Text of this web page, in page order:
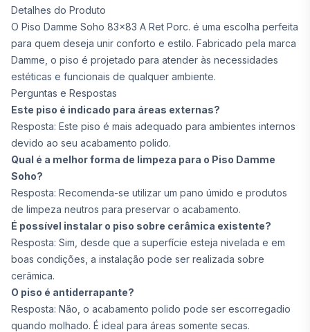
Detalhes do Produto
O Piso Damme Soho 83x83 A Ret Porc. é uma escolha perfeita
para quem deseja unir conforto e estilo. Fabricado pela marca
Damme, o piso é projetado para atender às necessidades
estéticas e funcionais de qualquer ambiente.
Perguntas e Respostas
Este piso é indicado para áreas externas?
Resposta: Este piso é mais adequado para ambientes internos
devido ao seu acabamento polido.
Qual é a melhor forma de limpeza para o Piso Damme
Soho?
Resposta: Recomenda-se utilizar um pano úmido e produtos
de limpeza neutros para preservar o acabamento.
É possível instalar o piso sobre cerâmica existente?
Resposta: Sim, desde que a superfície esteja nivelada e em
boas condições, a instalação pode ser realizada sobre
cerâmica.
O piso é antiderrapante?
Resposta: Não, o acabamento polido pode ser escorregadio
quando molhado. É ideal para áreas somente secas.